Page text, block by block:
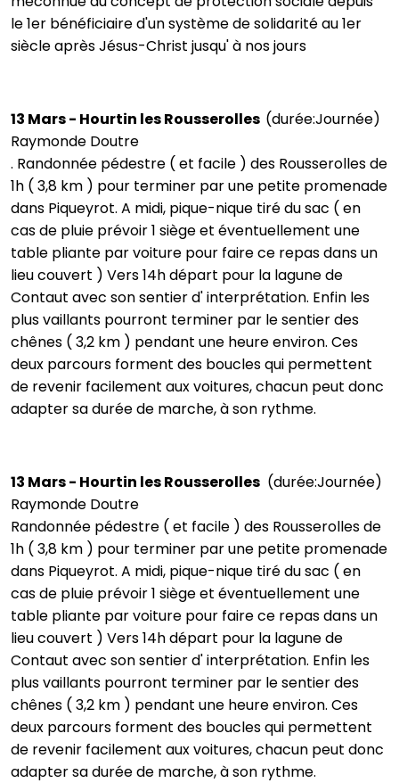
le 1er bénéficiaire d'un système de solidarité au 1er
siècle après Jésus-Christ jusqu' à nos jours
13 Mars - Hourtin les Rousserolles (durée:Journée)
Raymonde Doutre
. Randonnée pédestre ( et facile ) des Rousserolles de
1h ( 3,8 km ) pour terminer par une petite promenade
dans Piqueyrot. A midi, pique-nique tiré du sac ( en
cas de pluie prévoir 1 siège et éventuellement une
table pliante par voiture pour faire ce repas dans un
lieu couvert ) Vers 14h départ pour la lagune de
Contaut avec son sentier d' interprétation. Enfin les
plus vaillants pourront terminer par le sentier des
chênes ( 3,2 km ) pendant une heure environ. Ces
deux parcours forment des boucles qui permettent
de revenir facilement aux voitures, chacun peut donc
adapter sa durée de marche, à son rythme.
13 Mars - Hourtin les Rousserolles (durée:Journée)
Raymonde Doutre
Randonnée pédestre ( et facile ) des Rousserolles de
1h ( 3,8 km ) pour terminer par une petite promenade
dans Piqueyrot. A midi, pique-nique tiré du sac ( en
cas de pluie prévoir 1 siège et éventuellement une
table pliante par voiture pour faire ce repas dans un
lieu couvert ) Vers 14h départ pour la lagune de
Contaut avec son sentier d' interprétation. Enfin les
plus vaillants pourront terminer par le sentier des
chênes ( 3,2 km ) pendant une heure environ. Ces
deux parcours forment des boucles qui permettent
de revenir facilement aux voitures, chacun peut donc
adapter sa durée de marche, à son rythme.